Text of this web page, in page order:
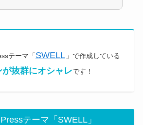
テーマ「SWELL 」で作成している
が抜群にオシャレです！
テーマ「SWELL」